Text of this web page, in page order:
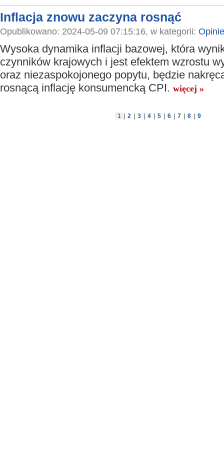
Inflacja znowu zaczyna rosnąć
Opublikowano: 2024-05-09 07:15:16, w kategorii: Opinie
Wysoka dynamika inflacji bazowej, która
czynników krajowych i jest efektem wzrostu
oraz niezaspokojonego popytu, będzie
rosnącą inflację konsumencką CPI. więcej »
1 2 3 4 5 6 7 8 9